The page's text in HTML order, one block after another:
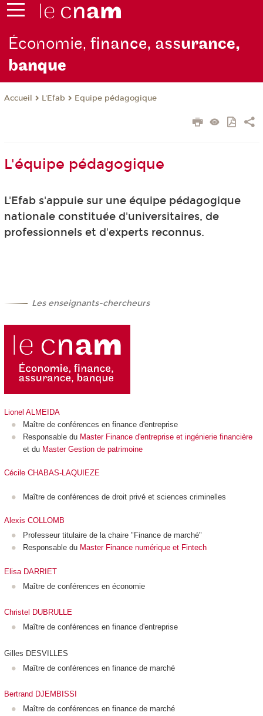
Économie,finance, assurance,
banque
Accueil L'Efab Equipe pédagogique
L'équipe pédagogique
L'Efab s'appuie sur une équipe pédagogique
nationale constituée d'universitaires, de
professionnels et d'experts reconnus.
Les enseignants-chercheurs
Lionel ALMEIDA
Maître de conférences en finance d'entreprise
Responsable du Master Finance d'entreprise et ingénierie financière
et du Master Gestion de patrimoine
Cécile CHABAS-LAQUIEZE
Maître de conférences de droit privé et sciences criminelles
Alexis COLLOMB
Professeur titulaire de la chaire "Finance de marché"
Responsable du Master Finance numérique et Fintech
Elisa DARRIET
Maître de conférences en économie
Christel DUBRULLE
Maître de conférences en finance d'entreprise
Gilles DESVILLES
Maître de conférences en finance de marché
Bertrand DJEMBISSI
Maître de conférences en finance de marché